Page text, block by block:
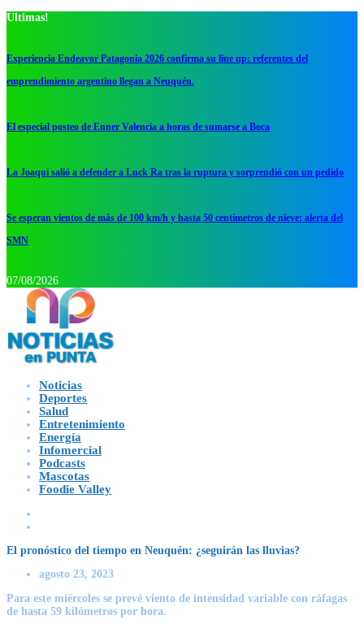
Ultimas!
Experiencia Endeavor Patagonia 2026 confirma su line up: referentes del
emprendimiento argentino llegan a Neuquén.
El especial posteo de Enner Valencia a horas de sumarse a Boca
La Joaqui salió a defender a Luck Ra tras la ruptura y sorprendió con un pedido
Se esperan vientos de más de 100 km/h y hasta 50 centímetros de nieve: alerta del
SMN
07/08/2026
Noticias
Deportes
Salud
Entretenimiento
Energía
Infomercial
Podcasts
Mascotas
Foodie Valley
El pronóstico del tiempo en Neuquén: ¿seguirán las lluvias?
agosto 23, 2023
Para este miércoles se prevé viento de intensidad variable con ráfagas
de hasta 59 kilómetros por hora.